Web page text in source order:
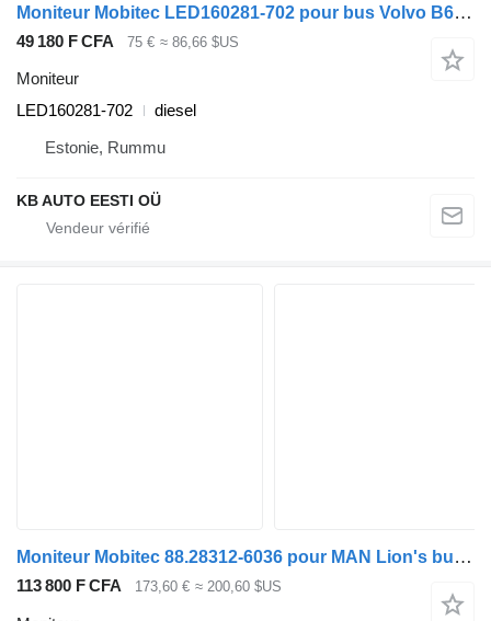
Moniteur Mobitec LED160281-702 pour bus Volvo B6, B7, B9, B10, B12 (1978-2011)
49 180 F CFA 75 € ≈ 86,66 $US
Moniteur
LED160281-702
diesel
Estonie, Rummu
KB AUTO EESTI OÜ
Moniteur Mobitec 88.28312-6036 pour MAN Lion's bus (1991-)
113 800 F CFA 173,60 € ≈ 200,60 $US